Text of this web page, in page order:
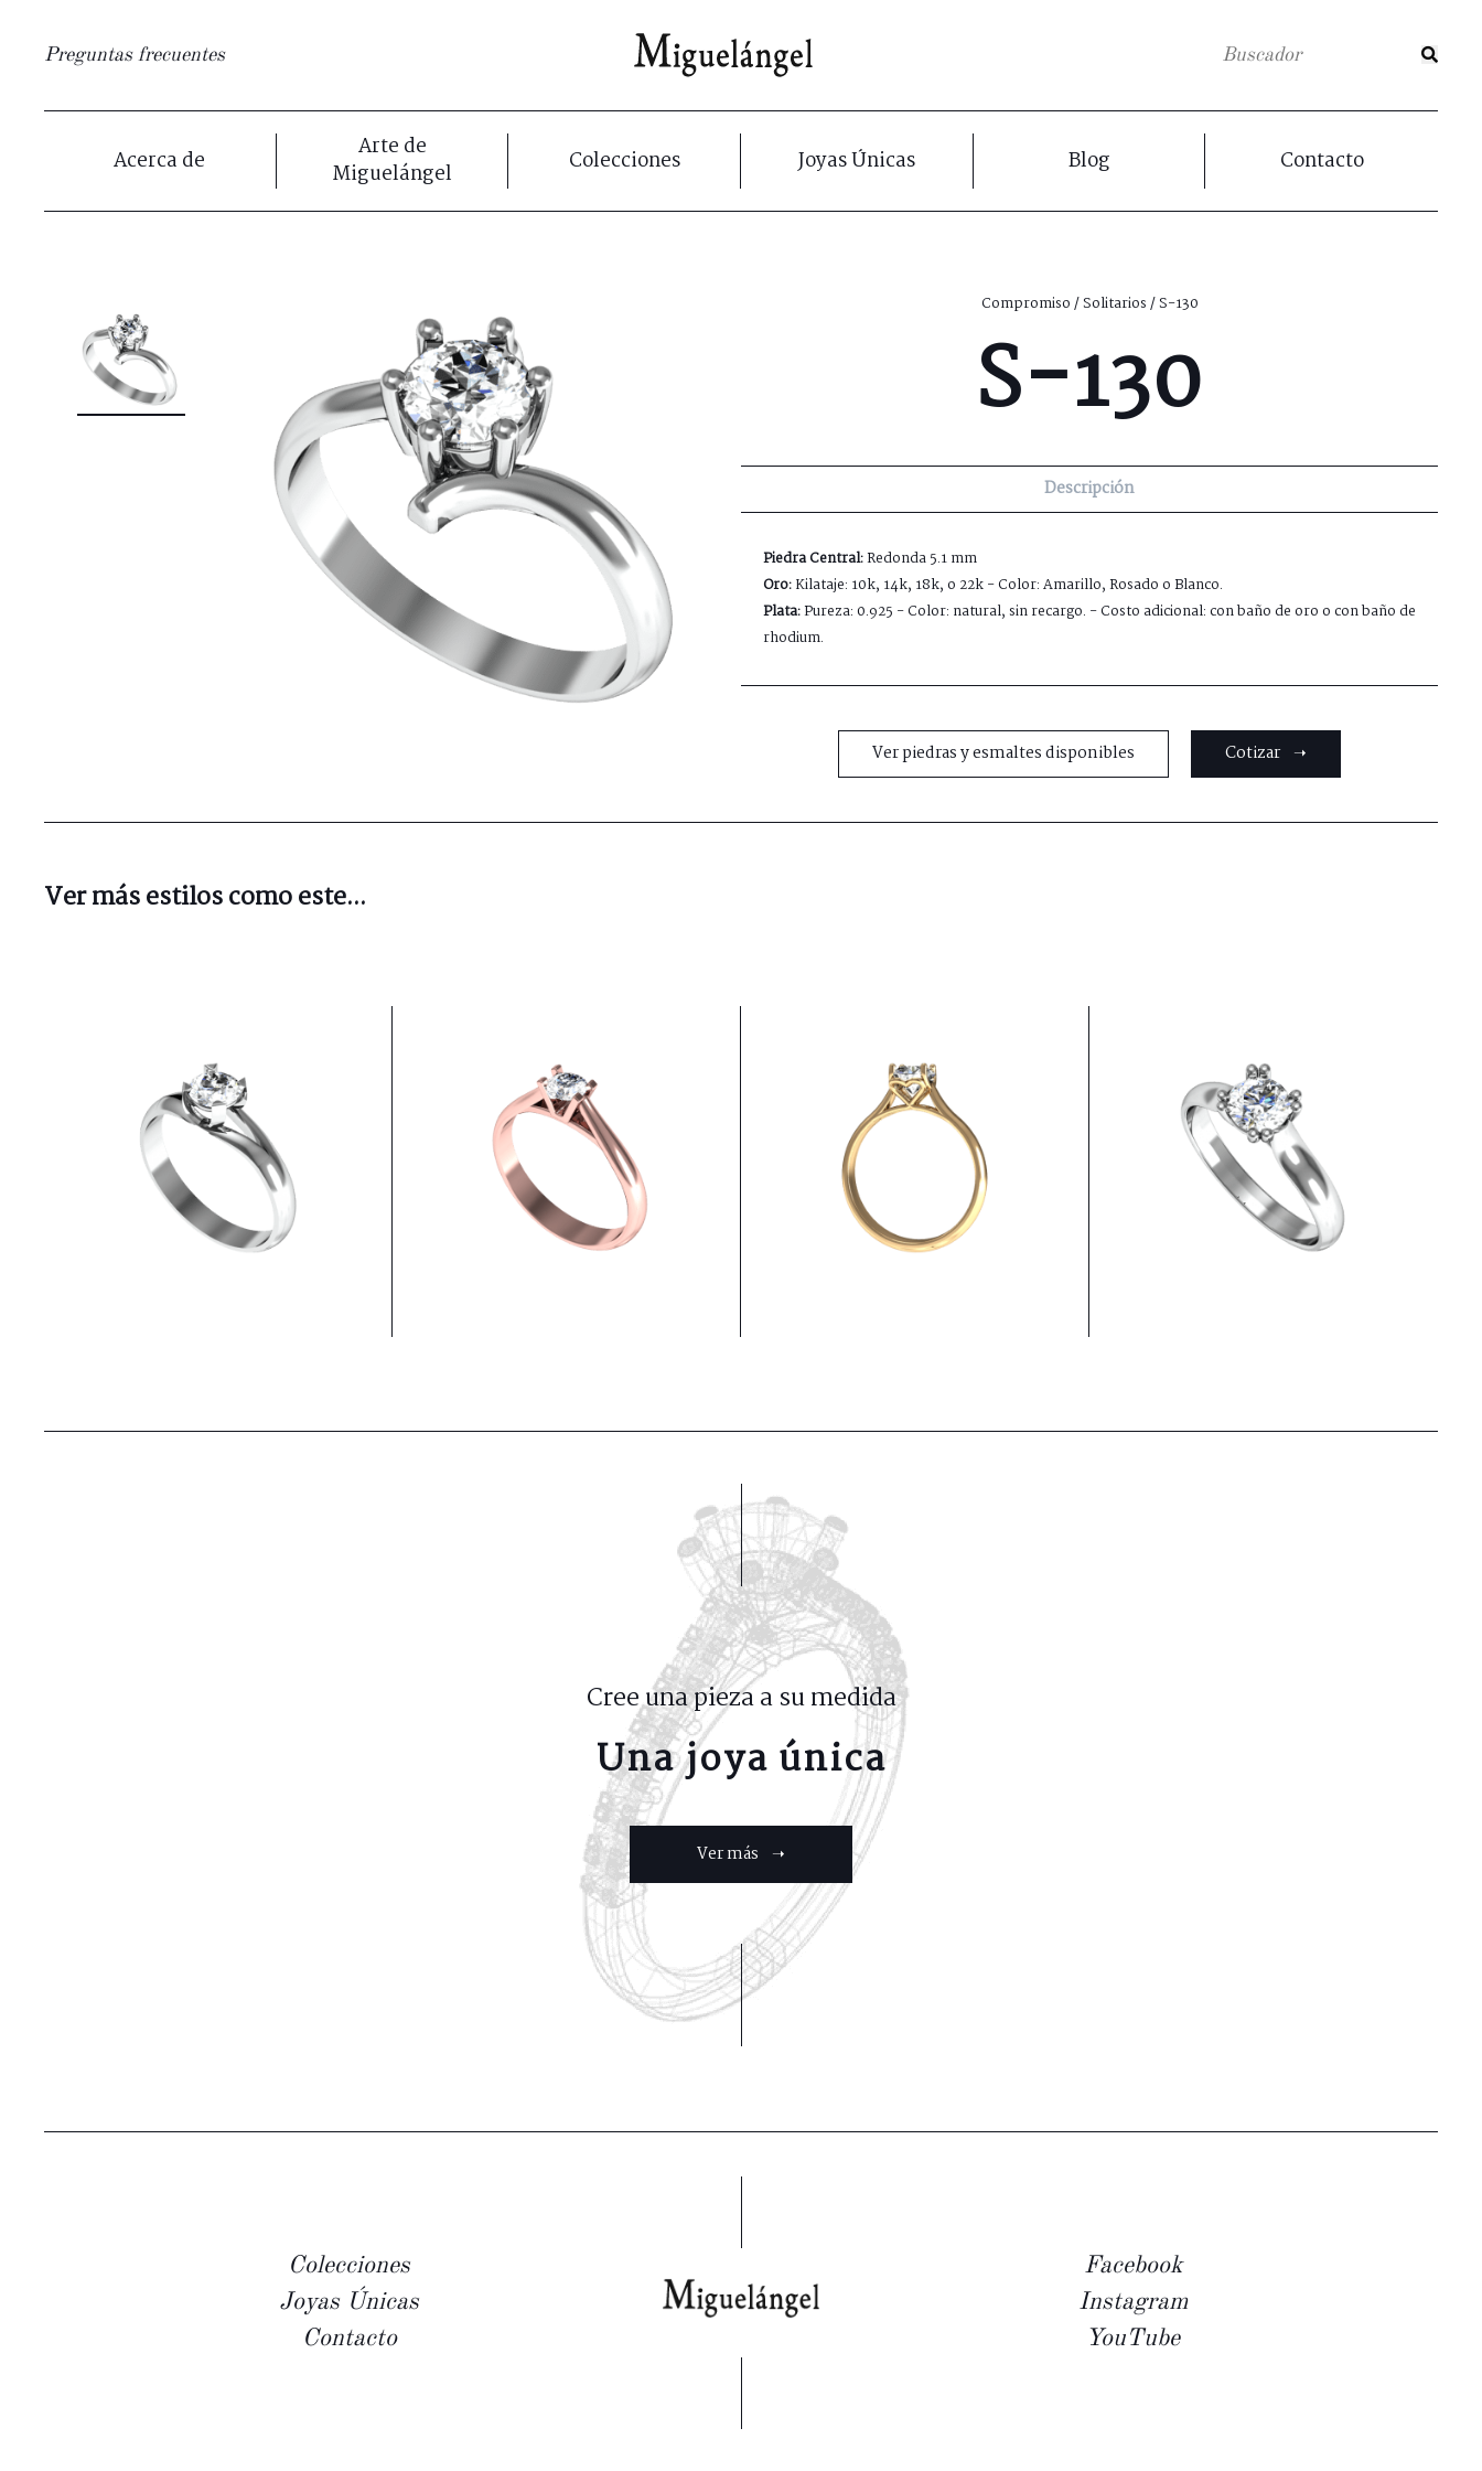
Preguntas frecuentes
Acerca de
Arte de
Miguelángel
Colecciones Joyas Únicas Blog Contacto
Compromiso/Solitarios/ S-130
S-130
Descripción
Piedra Central:Redonda 5.1 mm
Oro:Kilataje: 10k, 14k, 18k, o 22k - Color: Amarillo, Rosado o Blanco.
Plata:Pureza: 0.925 - Color: natural, sin recargo. - Costo adicional: con baño de oro o con baño de
rhodium.
Ver piedras y esmaltes disponibles Cotizar ➝
Ver más estilos como este...
Cree una pieza a su medida
Una joya única
Ver más ➝
Colecciones
Joyas Únicas
Contacto
Facebook
Instagram
YouTube